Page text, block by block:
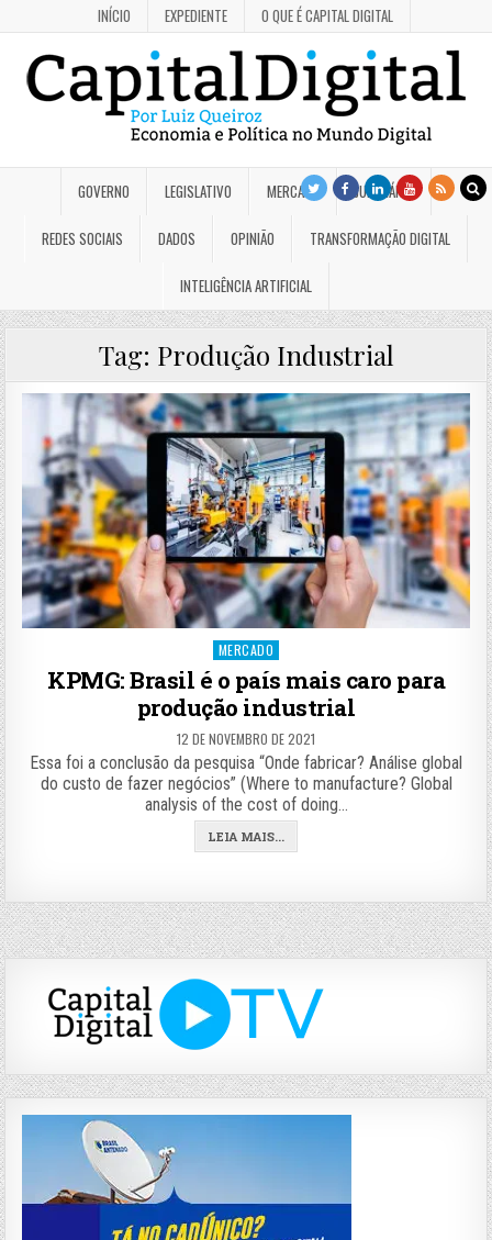
INÍCIO EXPEDIENTE O QUE É CAPITAL DIGITAL
GOVERNO LEGISLATIVO MERCADO JUDICIÁRIO
REDES SOCIAIS DADOS OPINIÃO TRANSFORMAÇÃO DIGITAL
INTELIGÊNCIA ARTIFICIAL
Tag: Produção Industrial
Posted
MERCADO
KPMG: Brasil é o país mais caro para
produção industrial
12 DE NOVEMBRO DE 2021
Essa foi a conclusão da pesquisa “Onde fabricar? Análise global
do custo de fazer negócios” (Where to manufacture? Global
analysis of the cost of doing…
LEIA MAIS...